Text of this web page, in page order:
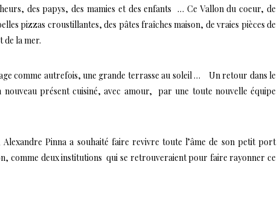
des papys, des mamies et des enfants … Ce Vallon du coeur, de
pizzas croustillantes, des pâtes fraîches maison, de vraies pièces de
de la mer.
comme autrefois, une grande terrasse au soleil … Un retour dans le
présent cuisiné, avec amour, par une toute nouvelle équipe
Pinna a souhaité faire revivre toute l’âme de son petit port
comme deux institutions qui se retrouveraient pour faire rayonner ce